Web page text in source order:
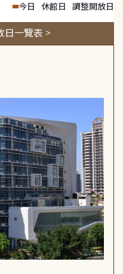
今日 休館日 調整開放日
日一覽表 >